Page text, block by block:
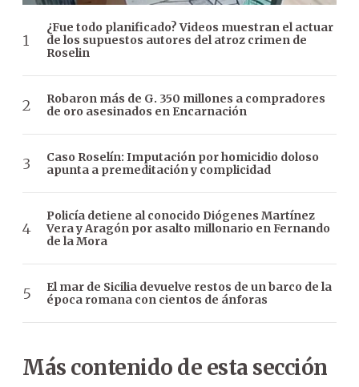
¿Fue todo planificado? Videos muestran el actuar
de los supuestos autores del atroz crimen de
Roselin
Robaron más de G. 350 millones a compradores
de oro asesinados en Encarnación
Caso Roselín: Imputación por homicidio doloso
apunta a premeditación y complicidad
Policía detiene al conocido Diógenes Martínez
Vera y Aragón por asalto millonario en Fernando
de la Mora
El mar de Sicilia devuelve restos de un barco de la
época romana con cientos de ánforas
Más contenido de esta sección